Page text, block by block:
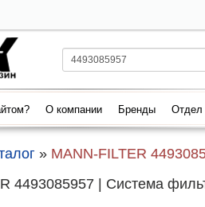
О компании Бренды Отдел
» MANN-FILTER
4493085957 | Система